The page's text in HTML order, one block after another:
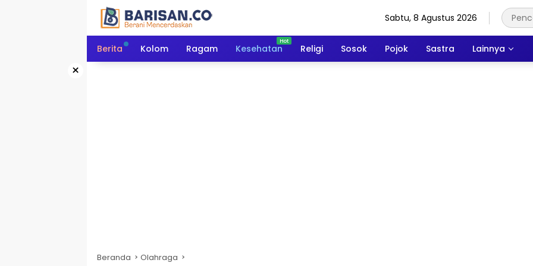
Sabtu, 8 Agustus 2026
Berita Kolom Ragam Kesehatan Religi Sosok Pojok Sastra Lainnya
×
Beranda Olahraga